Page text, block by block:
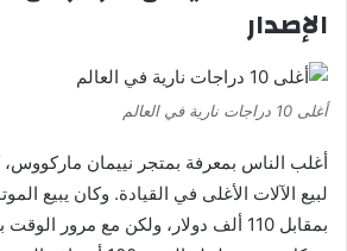
الإصدار
أغلى 10 دراجات نارية في العالم
أغلب الناس بمعرفة بمتجر نييمان ماركووس،
لبيع الآلات الأغلى في القيادة. وكان يبيع
بمقابل 110 ألف دولار، ولكن مع مرور